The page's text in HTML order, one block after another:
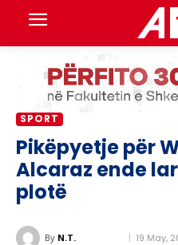
SPORT
Pikëpyetje për
Alcaraz ende
plotë
By N.T. 19 May,